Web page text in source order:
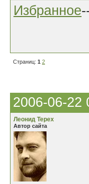
Избранное
Страниц: 1 2
2006-06-22
Леонид Терех
Автор сайта